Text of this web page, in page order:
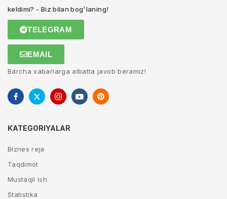
keldimi? - Biz bilan bog'laning!
TELEGRAM
EMAIL
Barcha xabarlarga albatta javob beramiz!
KATEGORIYALAR
Biznes reja
Taqdimot
Mustaqil ish
Statistika